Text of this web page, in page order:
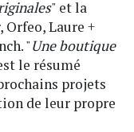
" et la
Orfeo, Laure +
"Une boutique
le résumé
projets
de leur propre